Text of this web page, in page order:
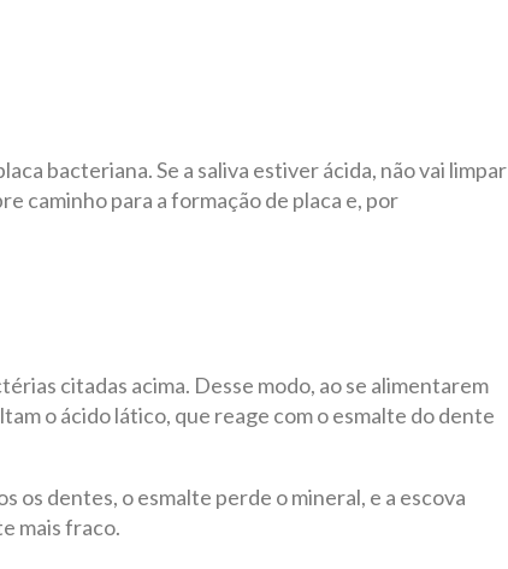
bacteriana. Se a saliva estiver ácida, não vai limpar
caminho para a formação de placa e, por
citadas acima. Desse modo, ao se alimentarem
o ácido lático, que reage com o esmalte do dente
os dentes, o esmalte perde o mineral, e a escova
mais fraco.